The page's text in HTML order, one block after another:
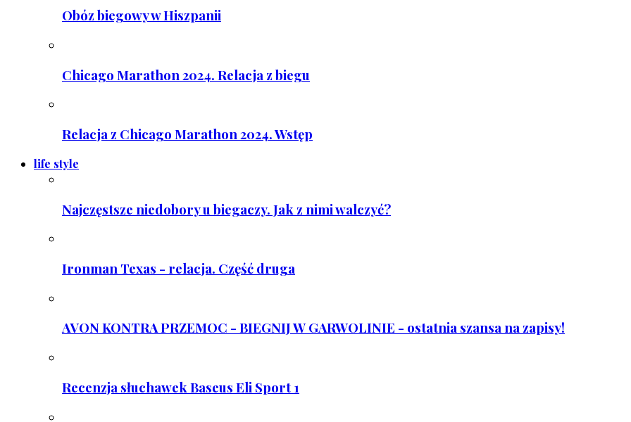
Obóz biegowy w Hiszpanii
Chicago Marathon 2024. Relacja z biegu
Relacja z Chicago Marathon 2024. Wstęp
life style
Najczęstsze niedobory u biegaczy. Jak z nimi walczyć?
Ironman Texas - relacja. Część druga
AVON KONTRA PRZEMOC - BIEGNIJ W GARWOLINIE - ostatnia szansa na zapisy!
Recenzja słuchawek Baseus Eli Sport 1